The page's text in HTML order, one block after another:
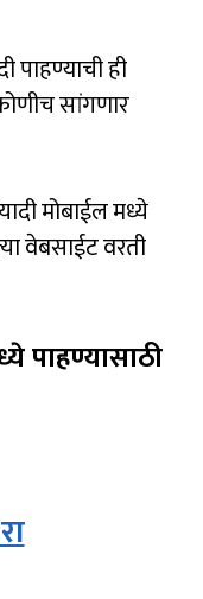
पाहण्याची ही
सांगणार
मोबाईल मध्ये
वेबसाईट वरती
पाहण्यासाठी